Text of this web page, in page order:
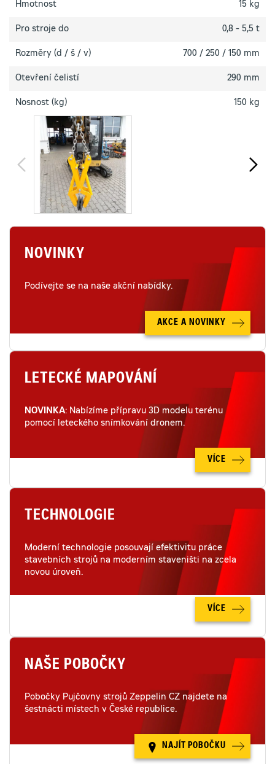
Hmotnost 15 kg
Pro stroje do 0,8 - 5,5 t
Rozměry (d / š / v) 700 / 250 / 150 mm
Otevření čelistí 290 mm
Nosnost (kg) 150 kg
NOVINKY
Podívejte se na naše akční nabídky.
AKCE A NOVINKY
LETECKÉ MAPOVÁNÍ
NOVINKA: Nabízíme přípravu 3D modelu terénu
pomocí leteckého snímkování dronem.
VÍCE
TECHNOLOGIE
Moderní technologie posouvají efektivitu práce
stavebních strojů na moderním staveništi na zcela
novou úroveň.
VÍCE
NAŠE POBOČKY
Pobočky Pujčovny strojů Zeppelin CZ najdete na
šestnácti místech v České republice.
NAJÍT POBOČKU